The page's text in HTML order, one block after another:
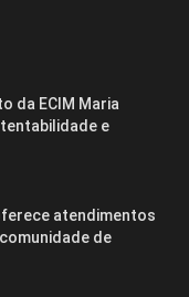
da ECIM Maria
e
atendimentos
de